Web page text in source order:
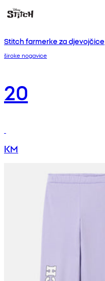
Stitch farmerke za djevojčice
široke nogavice
20
KM